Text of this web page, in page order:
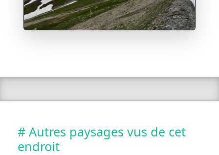
# Autres paysages vus de cet
endroit